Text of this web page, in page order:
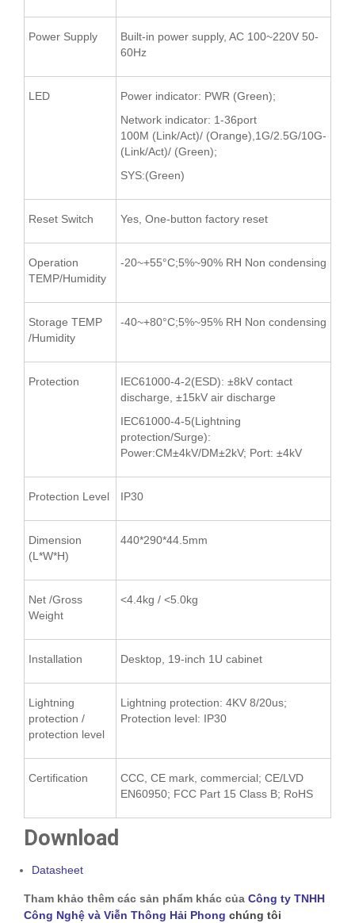
Power Supply
Built-in power supply, AC 100~220V 50-
60Hz
LED
Power indicator: PWR (Green);
Network indicator: 1-36port
100M (Link/Act)/ (Orange),1G/2.5G/10G-
(Link/Act)/ (Green);
SYS:(Green)
Reset Switch Yes, One-button factory reset
Operation
TEMP/Humidity
-20~+55°C;5%~90% RH Non condensing
Storage TEMP
/Humidity
-40~+80°C;5%~95% RH Non condensing
Protection
IEC61000-4-2(ESD): ±8kV contact
discharge, ±15kV air discharge
IEC61000-4-5(Lightning
protection/Surge):
Power:CM±4kV/DM±2kV; Port: ±4kV
Protection Level IP30
Dimension
(L*W*H)
440*290*44.5mm
Net /Gross
Weight
<4.4kg / <5.0kg
Installation Desktop, 19-inch 1U cabinet
Lightning
protection /
protection level
Lightning protection: 4KV 8/20us;
Protection level: IP30
Certification
CCC, CE mark, commercial; CE/LVD
EN60950; FCC Part 15 Class B; RoHS
Download
Datasheet
Tham khảo thêm các sản phẩm khác của Công ty TNHH
Công Nghệ và Viễn Thông Hải Phong chúng tôi